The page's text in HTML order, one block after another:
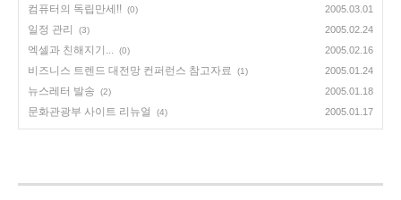
컴퓨터의 독립만세!! (0) 2005.03.01
일정 관리 (3) 2005.02.24
엑셀과 친해지기... (0) 2005.02.16
비즈니스 트렌드 대전망 컨퍼런스 참고자료 (1) 2005.01.24
뉴스레터 발송 (2) 2005.01.18
문화관광부 사이트 리뉴얼 (4) 2005.01.17